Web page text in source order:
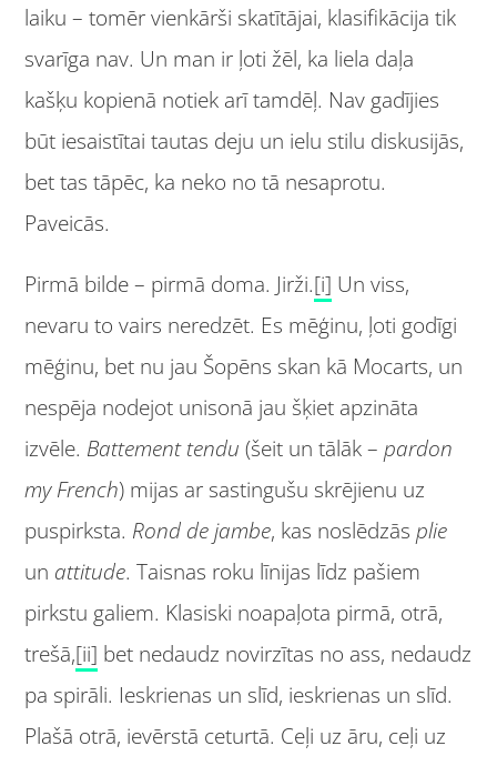
laiku – tomēr vienkārši skatītājai, klasifikācija tik
svarīga nav. Un man ir ļoti žēl, ka liela daļa
kašķu kopienā notiek arī tamdēļ. Nav gadījies
būt iesaistītai tautas deju un ielu stilu diskusijās,
bet tas tāpēc, ka neko no tā nesaprotu.
Paveicās.
Pirmā bilde – pirmā doma. Jirži.[i] Un viss,
nevaru to vairs neredzēt. Es mēģinu, ļoti godīgi
mēģinu, bet nu jau Šopēns skan kā Mocarts, un
nespēja nodejot unisonā jau šķiet apzināta
izvēle. Battement tendu (šeit un tālāk –pardon
my French) mijas ar sastingušu skrējienu uz
puspirksta. Rond de jambe, kas noslēdzāsplie
un attitude. Taisnas roku līnijas līdz pašiem
pirkstu galiem. Klasiski noapaļota pirmā, otrā,
trešā,[ii] bet nedaudz novirzītas no ass, nedaudz
pa spirāli. Ieskrienas un slīd, ieskrienas un slīd.
Plašā otrā, ievērstā ceturtā. Ceļi uz āru, ceļi uz